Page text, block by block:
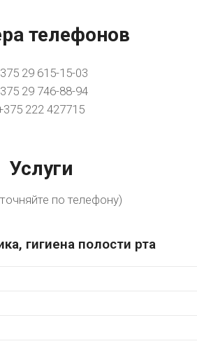
телефонов
29 615-15-03
29 746-88-94
222 427715
Услуги
по телефону)
гигиена полости рта